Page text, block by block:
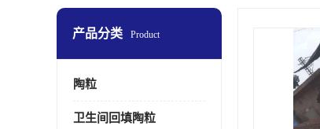
产品分类 Product
陶粒
卫生间回填陶粒